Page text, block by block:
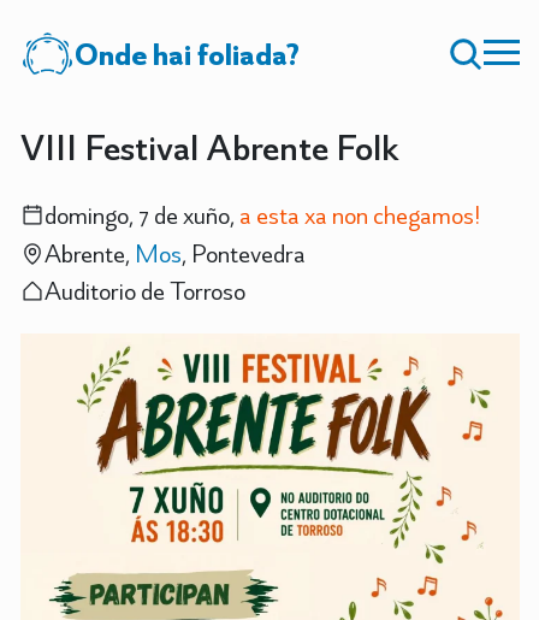
Onde hai foliada?
VIII Festival Abrente Folk
domingo, 7 de xuño, a esta xa non chegamos!
Abrente, Mos, Pontevedra
Auditorio de Torroso